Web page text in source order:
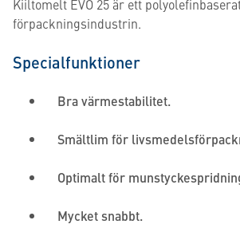
Kiiltomelt EVO 25 är ett
förpackningsindustrin.
Specialfunktioner
Bra värmestabilitet.
Smältlim för
Optimalt för
Mycket snabbt.